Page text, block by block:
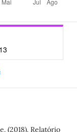
13
(2018). Relatório